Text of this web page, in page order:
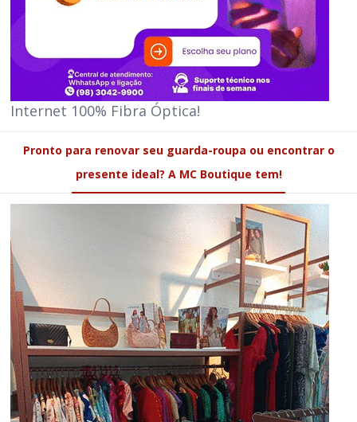
Internet 100% Fibra Óptica!
Pronto para renovar seu guarda-roupa ou encontrar o
presente ideal? A MC Boutique tem!